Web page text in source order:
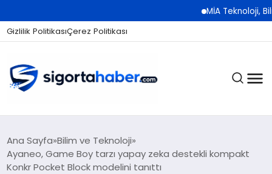
MİA Teknoloji, Bilişim
Gizlilik PolitikasıÇerez Politikası
SIGORTA
Ana Sayfa Bilim ve Teknoloji
Ayaneo, Game Boy tarzı yapay zeka destekli kompakt
Konkr Pocket Block modelini tanıttı